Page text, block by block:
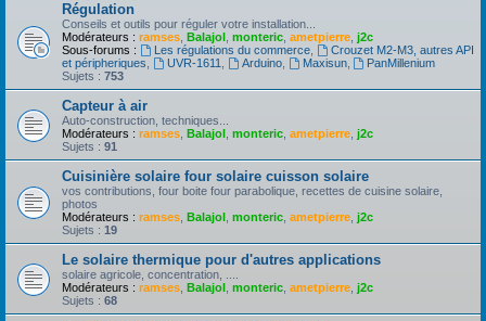
Régulation
Conseils et outils pour réguler votre installation...
Modérateurs : ramses Balajol monteric ametpierre j2c
Sous-forums :
Les régulations du commerce,
Crouzet M2-M3, autres API
et péripheriques
UVR-1611 Arduino, Maxisun,
PanMillenium
Sujets : 753
Capteur à air
Auto-construction, techniques...
Modérateurs : ramses Balajol monteric ametpierre j2c
Sujets : 91
Cuisinière solaire four solaire cuisson solaire
vos contributions, four boite four parabolique, recettes de cuisine solaire,
photos
Modérateurs : ramses Balajol monteric ametpierre j2c
Sujets : 19
Le solaire thermique pour d'autres applications
solaire agricole, concentration, ....
Modérateurs : ramses Balajol monteric ametpierre j2c
Sujets : 68